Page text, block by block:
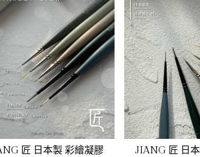
匠 日本製 彩繪凝膠
JIANG 匠 日